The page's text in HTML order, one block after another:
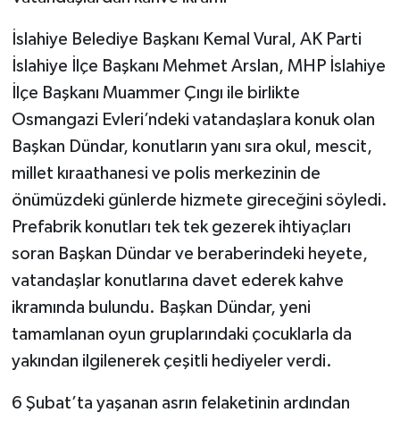
İslahiye Belediye Başkanı Kemal Vural, AK Parti
İslahiye İlçe Başkanı Mehmet Arslan, MHP İslahiye
İlçe Başkanı Muammer Çıngı ile birlikte
Osmangazi Evleri’ndeki vatandaşlara konuk olan
Başkan Dündar, konutların yanı sıra okul, mescit,
millet kıraathanesi ve polis merkezinin de
önümüzdeki günlerde hizmete gireceğini söyledi.
Prefabrik konutları tek tek gezerek ihtiyaçları
soran Başkan Dündar ve beraberindeki heyete,
vatandaşlar konutlarına davet ederek kahve
ikramında bulundu. Başkan Dündar, yeni
tamamlanan oyun gruplarındaki çocuklarla da
yakından ilgilenerek çeşitli hediyeler verdi.
6 Şubat’ta yaşanan asrın felaketinin ardından